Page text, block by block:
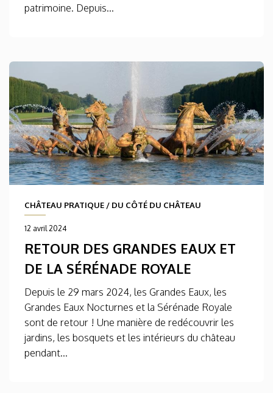
patrimoine. Depuis...
CHÂTEAU PRATIQUE / DU CÔTÉ DU CHÂTEAU
12 avril 2024
RETOUR DES GRANDES EAUX ET
DE LA SÉRÉNADE ROYALE
Depuis le 29 mars 2024, les Grandes Eaux, les
Grandes Eaux Nocturnes et la Sérénade Royale
sont de retour ! Une manière de redécouvrir les
jardins, les bosquets et les intérieurs du château
pendant...